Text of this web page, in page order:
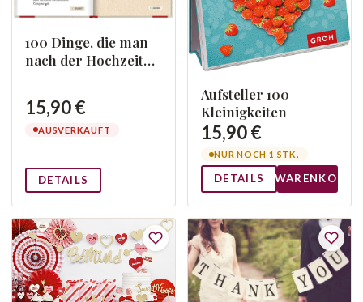
100 Dinge, die man
nach der Hochzeit
15,90 €
AUSVERKAUFT
DETAILS
Aufsteller 100
Kleinigkeiten
15,90 €
NUR NOCH 1 STK.
DETAILS WARENKORB